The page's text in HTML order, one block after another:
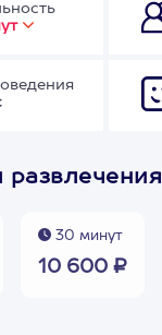
развлечения
30 минут
10 600 ₽